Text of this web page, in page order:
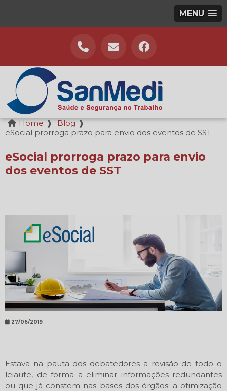
MENU
Home ❱ Blog ❱
eSocial prorroga prazo para envio dos eventos de SST
eSocial prorroga prazo para envio
dos eventos de SST
27/06/2019
Estava na pauta dos debatedores a revisão de todo o
leiaute, de forma a eliminar informações redundantes
ou que já constem nas bases dos órgãos; a otimização